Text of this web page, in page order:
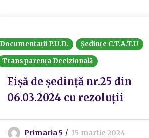
Documentații P.U.D.
Ședințe C.T.A.T.U
Transparența Decizională
Fișă de ședință nr.25 din
06.03.2024 cu rezoluții
Primaria 5 15 martie 2024